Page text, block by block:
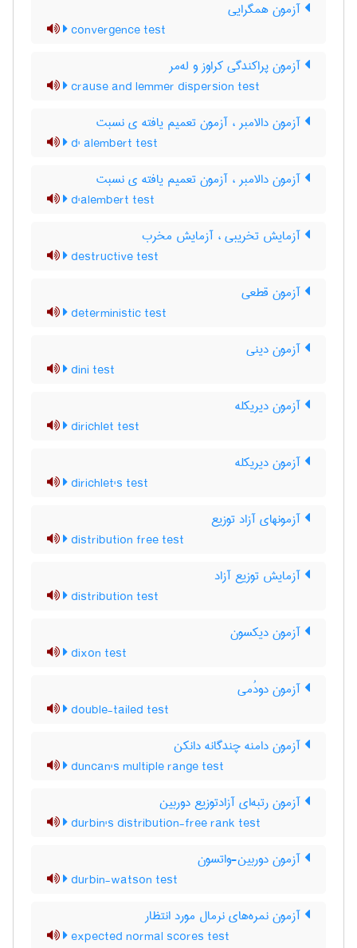
آزمون همگرایی
convergence test
آزمون پراکندگی کراوز و له‌مر
crause and lemmer dispersion test
آزمون دالامبر ، آزمون تعمیم یافته ی نسبت
d' alembert test
آزمون دالامبر ، آزمون تعمیم یافته ی نسبت
d'alembert test
آزمایش تخریبی ، آزمایش مخرب
destructive test
آزمون قطعی
deterministic test
آزمون دینی
dini test
آزمون دیریکله
dirichlet test
آزمون دیریکله
dirichlet's test
آزمونهای آزاد توزیع
distribution free test
آزمایش توزیع آزاد
distribution test
آزمون دیکسون
dixon test
آزمون دودُمی
double-tailed test
آزمون دامنه چندگانه دانکن
duncan's multiple range test
آزمون رتبه‌ای آزادتوزیع دوربین
durbin's distribution-free rank test
آزمون دوربین-واتسون
durbin-watson test
آزمون نمره‌های نرمال مورد انتظار
expected normal scores test